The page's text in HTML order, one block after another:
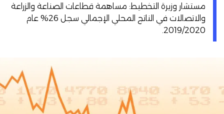
مستشار وزيرة التخطيط: مساهمة قطاعات الصناعة والزراعة
والاتصالات في الناتج المحلي الإجمالي سجل 26% عام
2019/2020.